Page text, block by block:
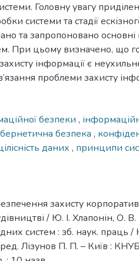
Головну увагу
системи та стадії
та запропоновано
При цьому визначено, що
інформації є
проблеми захисту
безпеки ,
безпека ,
даних , принципи
захисту
/ Ю. І. Хлапонін, О. В.
систем : зб. наук. праць /
ред. Лізунов П. П. – Київ :